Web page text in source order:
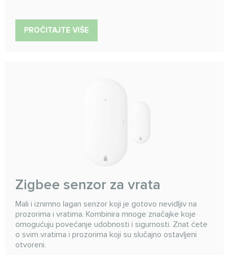
PROČITAJTE VIŠE
Zigbee senzor za vrata
Mali i iznimno lagan senzor koji je gotovo nevidljiv na
prozorima i vratima. Kombinira mnoge značajke koje
omogućuju povećanje udobnosti i sigurnosti. Znat ćete
o svim vratima i prozorima koji su slučajno ostavljeni
otvoreni.